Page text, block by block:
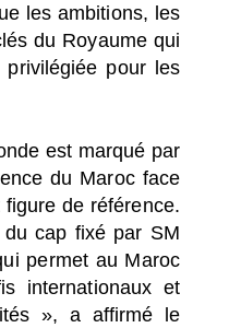
les ambitions, les
du Royaume qui
pour les
est marqué par
du Maroc face
de référence.
cap fixé par SM
permet au Maroc
internationaux et
», a affirmé le